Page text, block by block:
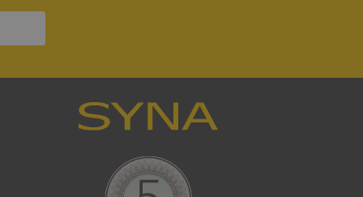
och inställningar,